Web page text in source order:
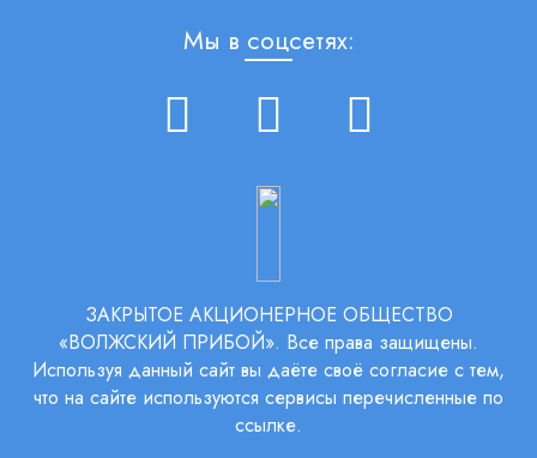
Мы в соцсетях:
ЗАКРЫТОЕ АКЦИОНЕРНОЕ ОБЩЕСТВО
«ВОЛЖСКИЙ ПРИБОЙ». Все права защищены.
Используя данный сайт вы даёте своё согласие с тем,
что на сайте используются сервисы перечисленные по
ссылке.